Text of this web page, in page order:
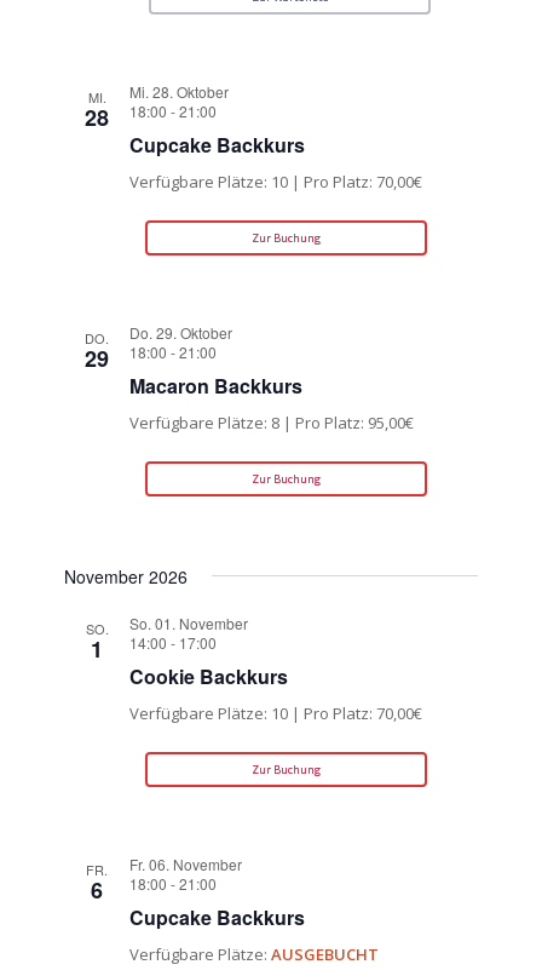
MI.
28
Mi. 28. Oktober
18:00 -21:00
Cupcake Backkurs
Verfügbare Plätze: 10 | Pro Platz: 70,00€
Zur Buchung
DO.
29
Do. 29. Oktober
18:00 -21:00
Macaron Backkurs
Verfügbare Plätze: 8 | Pro Platz: 95,00€
Zur Buchung
November 2026
SO.
1
So. 01. November
14:00 - 17:00
Cookie Backkurs
Verfügbare Plätze: 10 | Pro Platz: 70,00€
Zur Buchung
FR.
6
Fr. 06. November
18:00 -21:00
Cupcake Backkurs
Verfügbare Plätze:AUSGEBUCHT